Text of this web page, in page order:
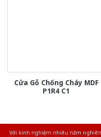
Cửa Gỗ Chống Cháy MDF
P1R4 C1
Với kinh nghiệm nhiêu năm